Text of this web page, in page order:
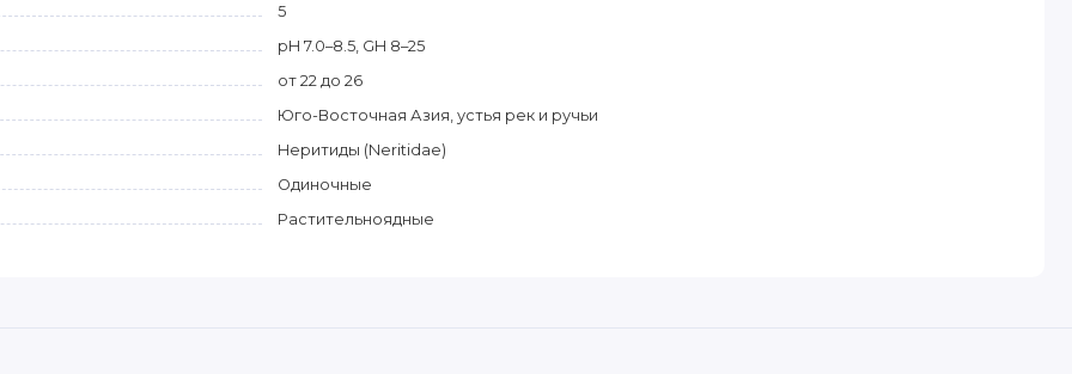
5
pH 7.0–8.5, GH 8–25
от 22 до 26
Юго-Восточная Азия, устья рек и ручьи
Неритиды (Neritidae)
Одиночные
Растительноядные